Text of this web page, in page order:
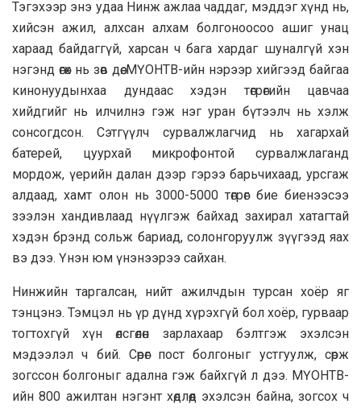
Тэгэхээр энэ удаа Нинж ажлаа чаддаг, мэддэг хүнд нь,
хийсэн ажил, алхсан алхам болгоноосоо ашиг унац
хараад байдаггүй, харсан ч бага хардаг шуналгүй хэн
нэгэнд өгөх нь зөв дөө. МҮОНТВ-ийн нэрээр хийгээд байгаа
кинонуудынхаа дундаас хэдэн төгрөгийн цавчаа
хийдгийг нь илчилнэ гэж нэг уран бүтээлч нь хэлж
сонсогдсон. Сэтгүүлч сурвалжлагчид нь хагархай
батерей, цуурхай микрофонтой сурвалжлаганд
мордож, үерийн далан дээр гэрээ барьчихаад, урсгаж
алдаад, хамт олон нь 3000-5000 төгрөг бие биенээсээ
зээлэн хандивлаад нүүлгэж байхад захирал хатагтай
хэдэн брэнд сольж бариад, солонгоруулж зүүгээд яах
вэ дээ. Үнэн юм үнэнээрээ сайхан.
Нинжийн таргалсан, нийт ажилчдын турсан хоёр яг
тэнцэнэ. Тэмцэл нь үр дүнд хүрэхгүй бол хоёр, гурваар
тогтохгүй хүн өлсгөлөн зарлахаар бэлтгэж эхэлсэн
мэдээлэл ч бий. Сөрөг пост болгоныг устгуулж, сөрж
зогссон болгоныг адална гэж байхгүй л дээ. МҮОНТВ-
ийн 800 ажилтан нэгэнт хөдлөөд эхэлсэн байна, зогсох ч